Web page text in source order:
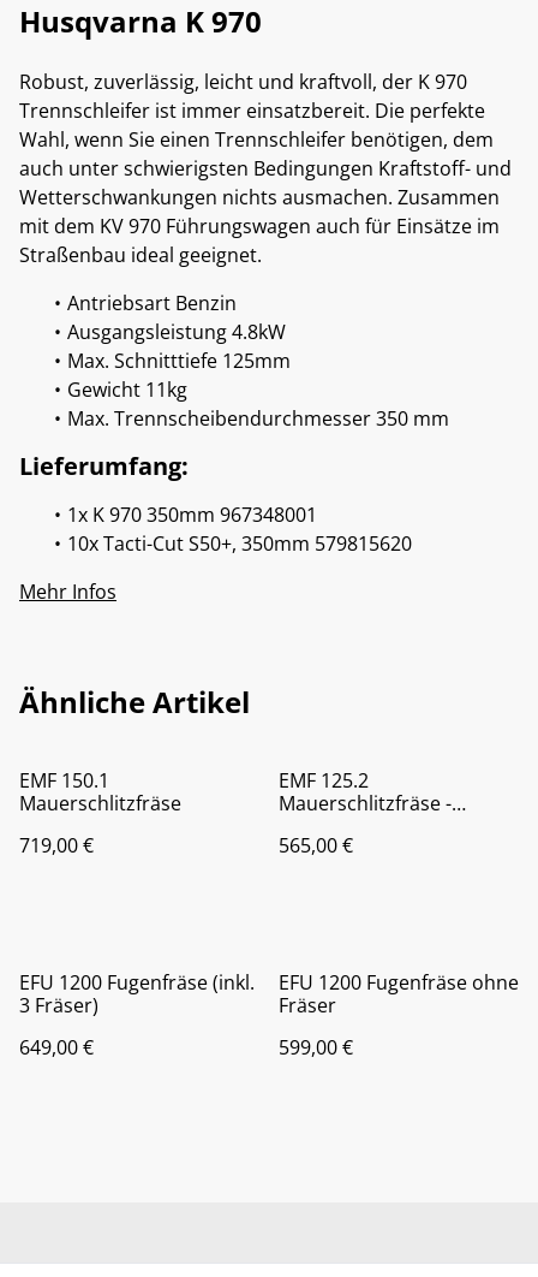
Husqvarna K 970
Robust, zuverlässig, leicht und kraftvoll, der K 970
Trennschleifer ist immer einsatzbereit. Die perfekte
Wahl, wenn Sie einen Trennschleifer benötigen, dem
auch unter schwierigsten Bedingungen Kraftstoff- und
Wetterschwankungen nichts ausmachen. Zusammen
mit dem KV 970 Führungswagen auch für Einsätze im
Straßenbau ideal geeignet.
Antriebsart Benzin
Ausgangsleistung 4.8kW
Max. Schnitttiefe 125mm
Gewicht 11kg
Max. Trennscheibendurchmesser 350 mm
Lieferumfang:
1x K 970 350mm 967348001
10x Tacti-Cut S50+, 350mm 579815620
Mehr Infos
Ähnliche Artikel
EMF 150.1
Mauerschlitzfräse
719,00 €
EMF 125.2
Mauerschlitzfräse -
perfekt für die
565,00 €
EFU 1200 Fugenfräse (inkl.
3 Fräser)
649,00 €
EFU 1200 Fugenfräse ohne
Fräser
599,00 €
Kontaktieren Sie uns Rechtliche